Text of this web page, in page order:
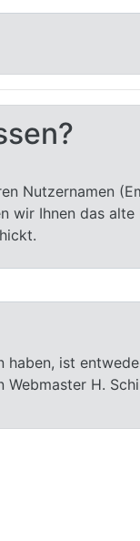
Nutzernamen
Ihnen das
ist
H.